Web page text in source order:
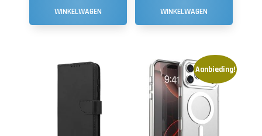
WINKELWAGEN
WINKELWAGEN
Aanbieding!